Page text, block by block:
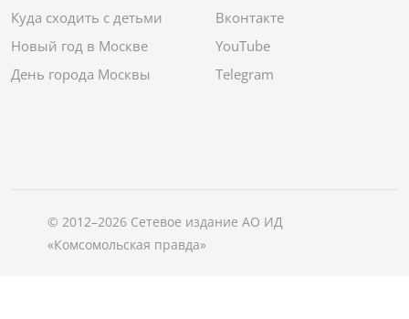
Куда сходить с детьми
Новый год в Москве
День города Москвы
Вконтакте
YouTube
Telegram
© 2012–2026 Сетевое издание АО ИД
«Комсомольская правда»